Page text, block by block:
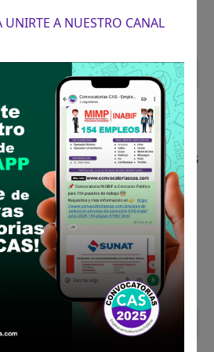
público (8:00 a.m. - 13:00
17:00 p.m.)
para postular
a detalle las bases del
verifica si cumples con los
el puesto
y presentalo en
los medios que indica las
para conocer cuando
resultados
UNIRTE A NUESTRO CANAL